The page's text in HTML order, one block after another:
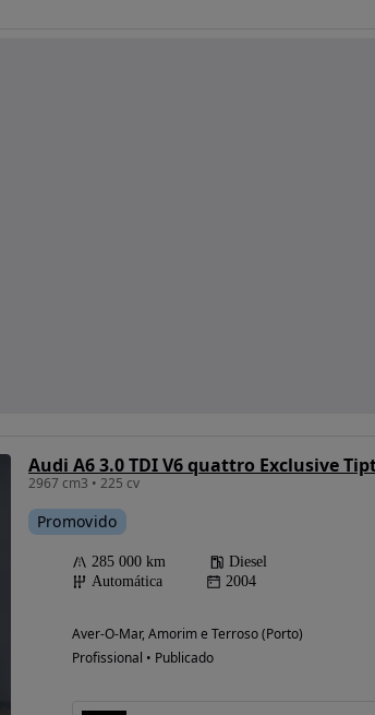
2967 cm3 • 225 cv
Promovido
285 000 km
Diesel
Automática
2004
Aver-O-Mar, Amorim e Terroso (Porto)
Profissional • Publicado